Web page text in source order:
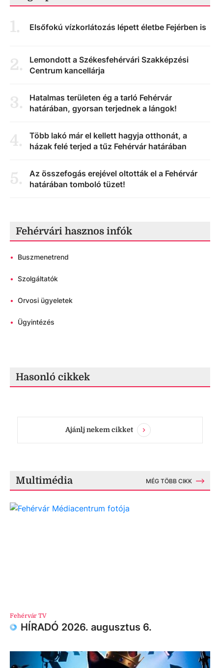
1. Elsőfokú vízkorlátozás lépett életbe Fejérben is
2.
Lemondott a Székesfehérvári Szakképzési
Centrum kancellárja
3.
Hatalmas területen ég a tarló Fehérvár
határában, gyorsan terjednek a lángok!
4.
Több lakó már el kellett hagyja otthonát, a
házak felé terjed a tűz Fehérvár határában
5.
Az összefogás erejével oltották el a Fehérvár
határában tomboló tüzet!
Fehérvári hasznos infók
• Buszmenetrend
• Szolgáltatók
• Orvosi ügyeletek
• Ügyintézés
Hasonló cikkek
Ajánlj nekem cikket
Multimédia MÉG TÖBB CIKK
Fehérvár TV
HÍRADÓ 2026. augusztus 6.